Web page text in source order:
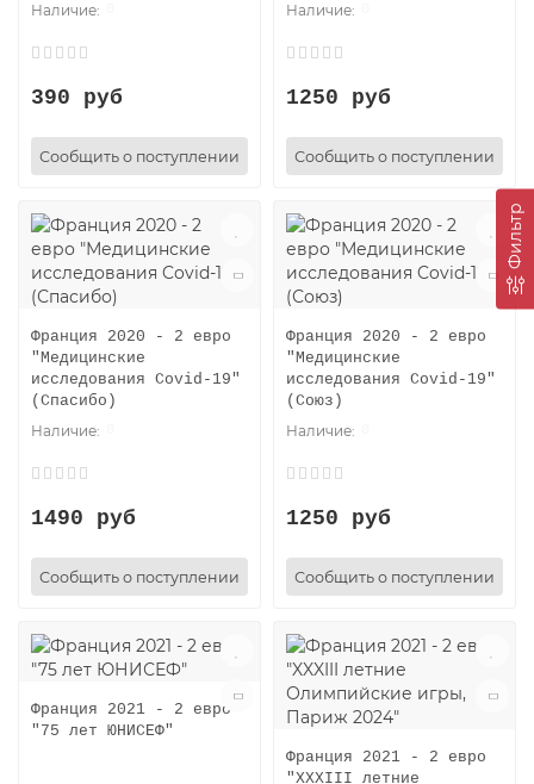
Фильтр
390 руб
Сообщить о поступлении
1250 руб
Сообщить о поступлении
Франция 2020 - 2 евро
"Медицинские
исследования Covid-19"
(Спасибо)
1490 руб
Сообщить о поступлении
Франция 2020 - 2 евро
"Медицинские
исследования Covid-19"
(Союз)
1250 руб
Сообщить о поступлении
Франция 2021 - 2 евро
"75 лет ЮНИСЕФ"
Франция 2021 - 2 евро
"XXXIII летние